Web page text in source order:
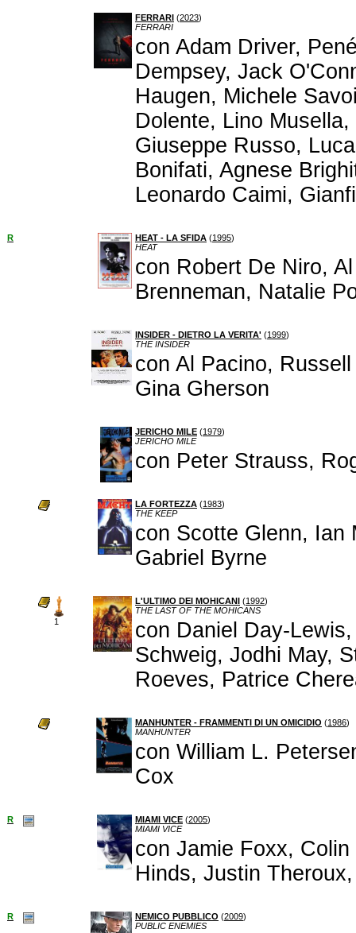
FERRARI (2023)
FERRARI
con Adam Driver,
Dempsey, Jack
Haugen, Michele
Dolente, Lino
Giuseppe Russo,
Bonifati, Agnese
Leonardo Caimi,
R HEAT - LA SFIDA (1995)
HEAT
con Robert De Niro,
Brenneman, Natalie
INSIDER - DIETRO LA VERITA' (1999)
THE INSIDER
con Al Pacino,
Gina Gherson
JERICHO MILE (1979)
JERICHO MILE
con Peter Strauss,
LA FORTEZZA (1983)
THE KEEP
con Scotte Glenn, Ian
Gabriel Byrne
1
L'ULTIMO DEI MOHICANI (1992)
THE LAST OF THE MOHICANS
con Daniel Day-
Schweig, Jodhi May,
Roeves, Patrice
MANHUNTER - FRAMMENTI DI UN OMICIDIO (1986)
MANHUNTER
con William L.
Cox
R MIAMI VICE (2005)
MIAMI VICE
con Jamie Foxx,
Hinds, Justin
R NEMICO PUBBLICO (2009)
PUBLIC ENEMIES